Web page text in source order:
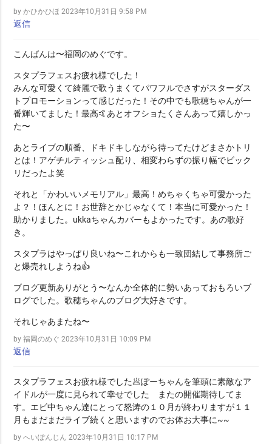
by かひかひほ 2023年10月31日 9:58 PM
返信
こんばんは〜福岡のめぐです。
スタプラフェスお疲れ様でした！
みんな可愛くて綺麗で歌うまくてパワフルでさすがスターダス
トプロモーションって感じだった！その中でも歌穂ちゃんが一
番輝いてました！最高🤙あとオフショたくさんあって嬉しかっ
た〜
あとライブの順番、ドキドキしながら待ってたけどまさかトリ
とは！アゲチルティッシュ配り、相変わらずの振り幅でビック
リだったよ笑
それと「かわいいメモリアル」最高！めちゃくちゃ可愛かった
よ？！ほんとに！お世辞とかじゃなくて！本当に可愛かった！
助かりました。ukkaちゃんカバーもよかったです。あの歌好
き。
スタプラはやっぱり良いね〜これからも一致団結して事務所ご
と爆売れしようね👍
ブログ更新ありがとう〜なんか全体的に勢いあっておもろいブ
ログでした。歌穂ちゃんのブログ大好きです。
それじゃあまたね〜
by 福岡のめぐ 2023年10月31日 10:09 PM
返信
スタプラフェスお疲れ様でした🥟ぽーちゃんを筆頭に素敵なア
イドルが一度に見られて幸せでした またの開催期待してま
す。エビ中ちゃん達にとって怒涛の１０月が終わりますが１１
月もまだまだライブ続くと思いますのでお体お大事に~~
by へいぽんじん 2023年10月31日 10:17 PM